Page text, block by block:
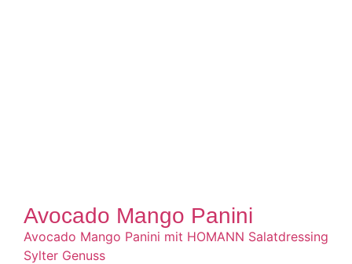
Avocado Mango Panini
Avocado Mango Panini mit HOMANN Salatdressing
Sylter Genuss